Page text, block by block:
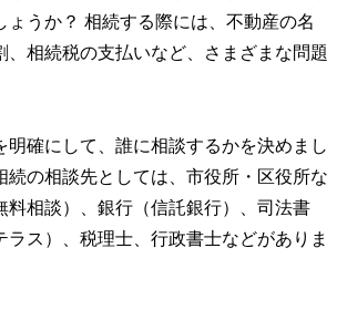
ょうか？ 相続する際には、不動産の名
、相続税の支払いなど、さまざまな問題
明確にして、誰に相談するかを決めまし
続の相談先としては、市役所・区役所な
料相談）、銀行（信託銀行）、司法書
ラス）、税理士、行政書士などがありま